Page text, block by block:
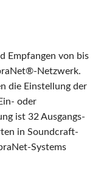
Empfangen von bis
Netzwerk.
die Einstellung der
oder
ist 32 Ausgangs-
in Soundcraft-
Systems